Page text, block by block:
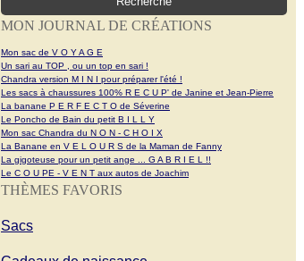
MON JOURNAL DE CRÉATIONS
Mon sac de V O Y A G E
Un sari au TOP , ou un top en sari !
Chandra version M I N I pour préparer l'été !
Les sacs à chaussures 100% R E C U P' de Janine et Jean-Pierre
La banane P E R F E C T O de Séverine
Le Poncho de Bain du petit B I L L Y
Mon sac Chandra du N O N - C H O I X
La Banane en V E L O U R S de la Maman de Fanny
La gigoteuse pour un petit ange ... G A B R I E L !!
Le C O U PE - V E N T aux autos de Joachim
THÈMES FAVORIS
Sacs